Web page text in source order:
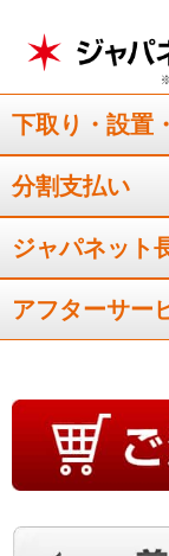
下取り・設置
分割支払い
ジャパネット
アフターサー